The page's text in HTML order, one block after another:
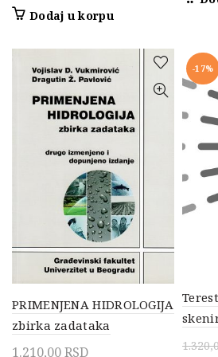
je
bila:
11.000,00 RSD.
cena
9.900,00
Dodaj u korpu
PRIMENJENA HIDROLOGIJA
zbirka zadataka
1.210,00RSD
-17%